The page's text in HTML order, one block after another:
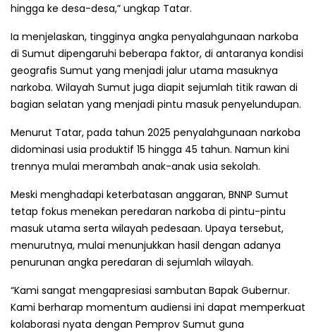
hingga ke desa-desa,” ungkap Tatar.
Ia menjelaskan, tingginya angka penyalahgunaan narkoba
di Sumut dipengaruhi beberapa faktor, di antaranya kondisi
geografis Sumut yang menjadi jalur utama masuknya
narkoba. Wilayah Sumut juga diapit sejumlah titik rawan di
bagian selatan yang menjadi pintu masuk penyelundupan.
Menurut Tatar, pada tahun 2025 penyalahgunaan narkoba
didominasi usia produktif 15 hingga 45 tahun. Namun kini
trennya mulai merambah anak-anak usia sekolah.
Meski menghadapi keterbatasan anggaran, BNNP Sumut
tetap fokus menekan peredaran narkoba di pintu-pintu
masuk utama serta wilayah pedesaan. Upaya tersebut,
menurutnya, mulai menunjukkan hasil dengan adanya
penurunan angka peredaran di sejumlah wilayah.
“Kami sangat mengapresiasi sambutan Bapak Gubernur.
Kami berharap momentum audiensi ini dapat memperkuat
kolaborasi nyata dengan Pemprov Sumut guna